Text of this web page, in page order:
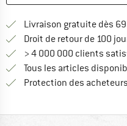
Livraison gratuite dès
Droit de retour de 100
> 4 000 000 clients
Tous les articles
Protection des